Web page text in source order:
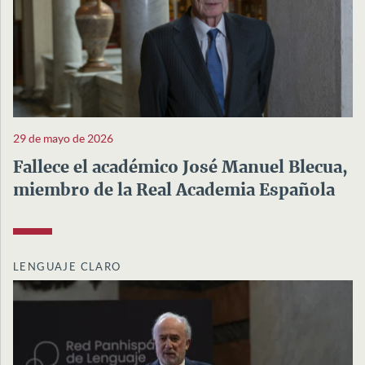
29 de mayo de 2026
Fallece el académico José Manuel Blecua,
miembro de la Real Academia Española
LENGUAJE CLARO